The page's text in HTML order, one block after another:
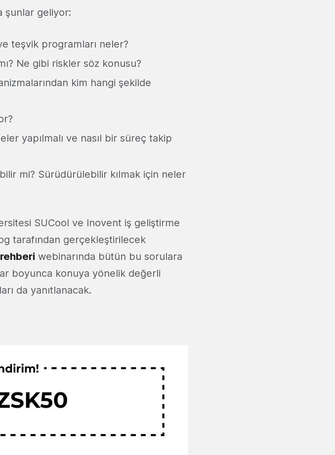
şunlar geliyor:
teşvik programları neler?
Ne gibi riskler söz konusu?
kim hangi şekilde
yapılmalı ve nasıl bir süreç takip
mi? Sürüdürülebilir kılmak için neler
SUCool ve Inovent iş geliştirme
tarafından gerçekleştirilecek
webinarında bütün bu sorulara
boyunca konuya yönelik değerli
da yanıtlanacak.